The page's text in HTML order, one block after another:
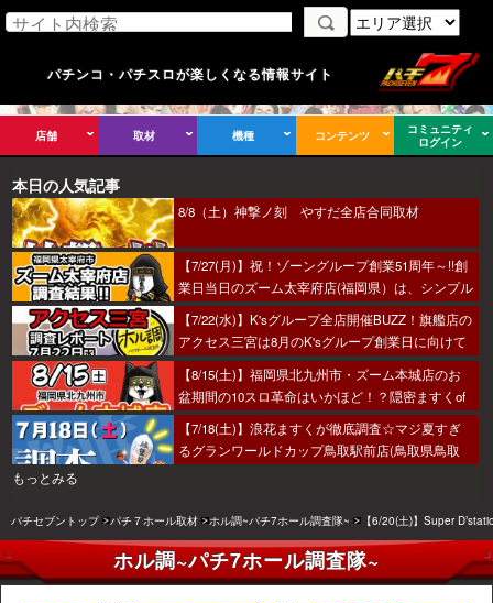
パチンコ・パチスロが楽しくなる情報サイト
店舗 取材 機種 コンテンツ
コミュニティ
ログイン
本日の人気記事
8/8（土）神撃ノ刻 やすだ全店合同取材
【7/27(月)】祝！ゾーングループ創業51周年～!!創
業日当日のズーム太宰府店(福岡県）は、シンプル
におすすめから攻めるのがベター！あとはヒキ！
【7/22(水)】K'sグループ全店開催BUZZ！旗艦店の
アクセス三宮は8月のK'sグループ創業日に向けて
着々とミッション進行中～！
【8/15(土)】福岡県北九州市・ズーム本城店のお
盆期間の10スロ革命はいかほど！？隠密ますくof
ちゅうが潜入調査へ！
【7/18(土)】浪花ますくが徹底調査☆マジ夏すぎ
るグランワールドカップ鳥取駅前店(鳥取県鳥取
もっとみる
パチセブントップ パチ７ホール取材 ホル調~パチ7ホール調査隊~ 【6/20(土)】Super
ホル調~パチ7ホール調査隊~